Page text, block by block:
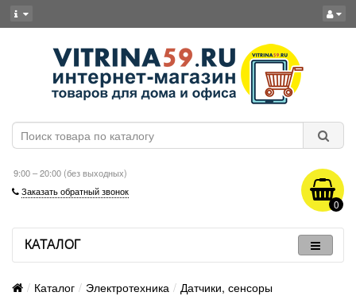
9:00 – 20:00 (без выходных)
Заказать обратный звонок
0
КАТАЛОГ
Каталог Электротехника
Датчики, сенсоры